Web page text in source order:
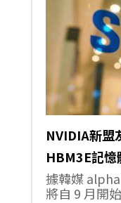
NVIDIA新盟
HBM3E記憶
據韓媒
將自 9 月開